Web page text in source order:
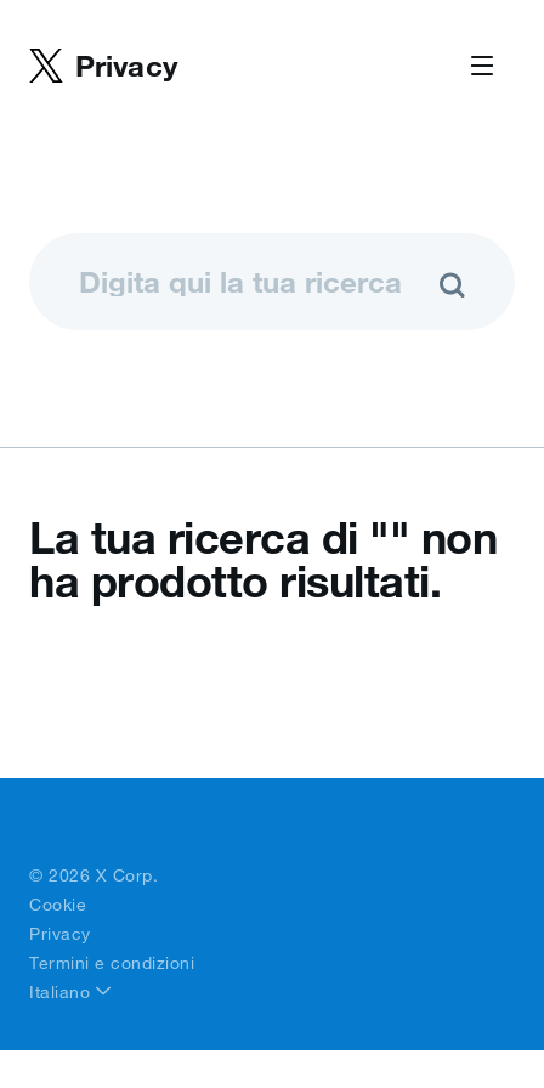
Privacy
La tua ricerca di "" non
ha prodotto risultati.
© 2026 X Corp.
Cookie
Privacy
Termini e condizioni
Italiano